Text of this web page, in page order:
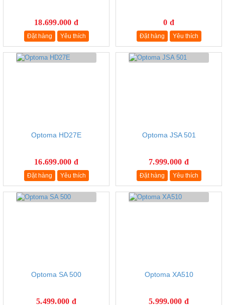
18.699.000 đ
Đặt hàng Yêu thích
0 đ
Đặt hàng Yêu thích
Optoma HD27E
16.699.000 đ
Đặt hàng Yêu thích
Optoma JSA 501
7.999.000 đ
Đặt hàng Yêu thích
Optoma SA 500
5.499.000 đ
Optoma XA510
5.999.000 đ